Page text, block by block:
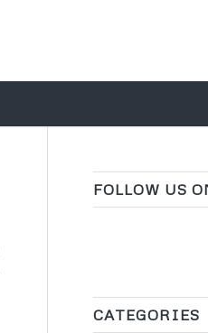
FOLLOW US
CATEGORIES